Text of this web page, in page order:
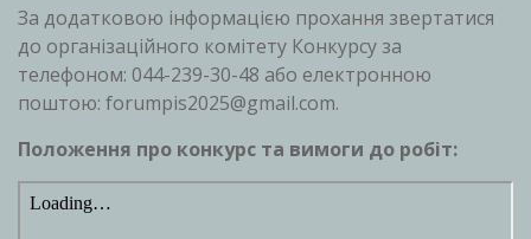
За додатковою iнформацiєю прохання звертатися
до органiзацiйного комiтету Конкурсу за
телефоном: 044-239-30-48 або електронною
поштою: forumpis2025@gmail.cоm.
Положення про конкурс та вимоги до робіт: